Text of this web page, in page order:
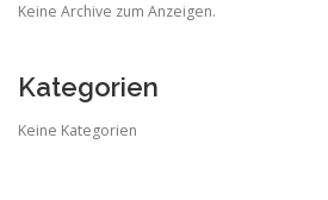
Keine Archive zum Anzeigen.
Kategorien
Keine Kategorien